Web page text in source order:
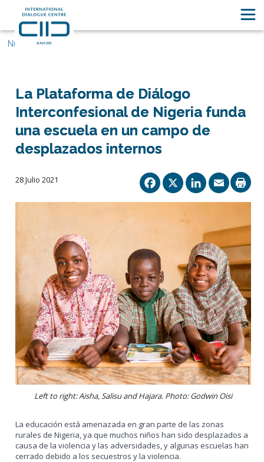
Nuestras historias
La Plataforma de Diálogo
Interconfesional de Nigeria funda
una escuela en un campo de
desplazados internos
28 Julio 2021 Facebook
X
Left to right: Aisha, Salisu and Hajara. Photo: Godwin Oisi
La educación está amenazada en gran parte de las zonas
rurales de Nigeria, ya que muchos niños han sido desplazados a
causa de la violencia y las adversidades, y algunas escuelas han
cerrado debido a los secuestros y la violencia.